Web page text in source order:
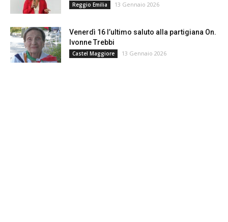
Reggio Emilia 13 Gennaio 2026
Venerdì 16 l’ultimo saluto alla partigiana On.
Ivonne Trebbi
Castel Maggiore 13 Gennaio 2026